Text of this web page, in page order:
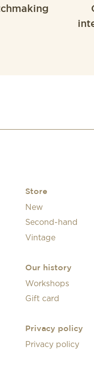
Store
New
Second-hand
Vintage
Our history
Workshops
Gift card
Privacy policy
Privacy policy